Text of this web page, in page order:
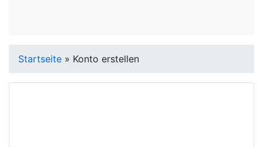
Startseite » Konto erstellen